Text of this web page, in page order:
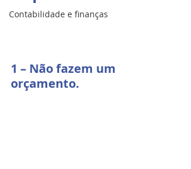
Contabilidade e finanças
1 – Não fazem um
orçamento.